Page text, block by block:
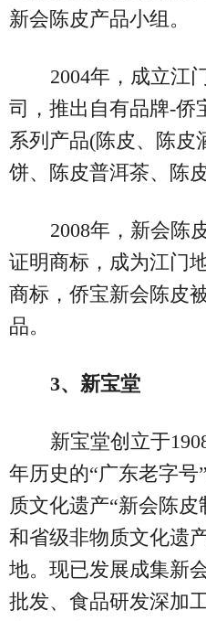
新会陈皮产品小组。
2004年，成立江
司，推出自有品牌-侨
系列产品(陈皮、陈皮
饼、陈皮普洱茶、陈
2008年，新会陈
证明商标，成为江门
商标，侨宝新会陈皮
品。
3、新宝堂
新宝堂创立于
年历史的“广东老字
质文化遗产“新会陈
和省级非物质文化遗
地。现已发展成集新
批发、食品研发深加